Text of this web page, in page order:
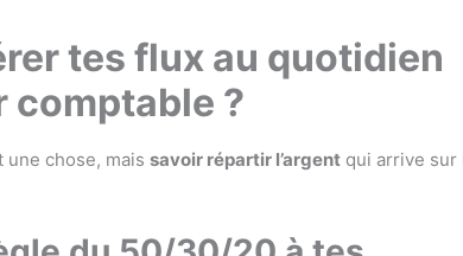
tes flux au quotidien
comptable ?
chose, mais savoir répartir l’argent qui arrive sur